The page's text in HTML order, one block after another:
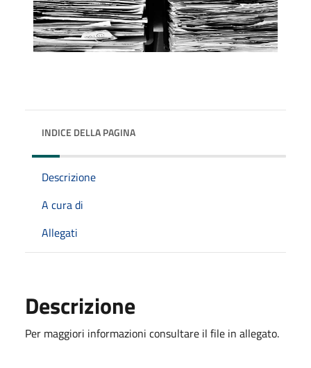
INDICE DELLA PAGINA
Descrizione
A cura di
Allegati
Descrizione
Per maggiori informazioni consultare il file in allegato.